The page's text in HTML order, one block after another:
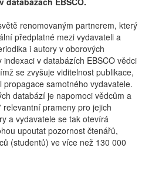
renomovaným partnerem, který
předplatné mezi vydavateli a
i autory v oborových
v databázích EBSCO vědci
se zvyšuje viditelnost publikace,
samotného vydavatele.
databází je napomoci vědcům a
relevantní prameny pro jejich
a vydavatele se tak otevírá
upoutat pozornost čtenářů,
(studentů) ve více než 130 000